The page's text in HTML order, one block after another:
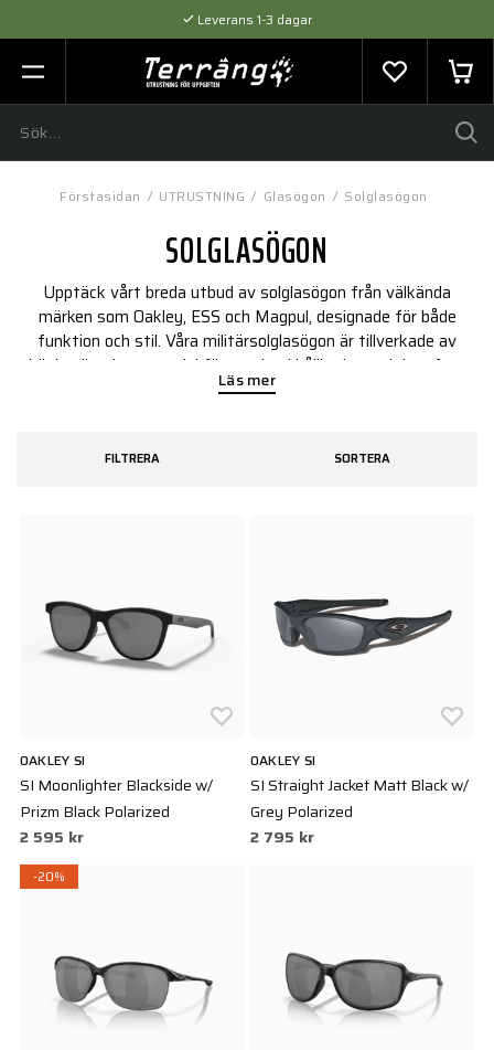
Leverans 1-3 dagar
Flexibel betalning med SVEA
Expertråd & Kvalitetsprodukter
Förstasidan / UTRUSTNING / Glasögon / Solglasögon
SOLGLASÖGON
Upptäck vårt breda utbud av solglasögon från välkända
märken som Oakley, ESS och Magpul, designade för både
funktion och stil. Våra militärsolglasögon är tillverkade av
högkvalitativa material för maximal hållbarhet och komfort.
Perfekta för allt från uppdrag, vardagligt bruk till krävande
Läs mer
FILTRERA SORTERA
OAKLEY SI
SI Moonlighter Blackside w/
Prizm Black Polarized
2 595 kr
OAKLEY SI
SI Straight Jacket Matt Black w/
Grey Polarized
2 795 kr
-20%